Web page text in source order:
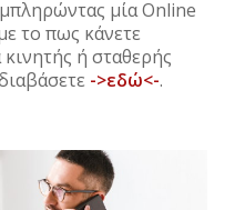
μία Online
το πως κάνετε
κινητής ή σταθερής
->εδώ<-.